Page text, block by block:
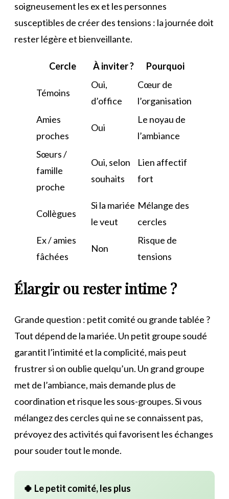
soigneusement les ex et les personnes
susceptibles de créer des tensions : la journée doit
rester légère et bienveillante.
Cercle À inviter ? Pourquoi
Témoins
Oui,
d’office
Cœur de
l’organisation
Amies
proches
Oui
Le noyau de
l’ambiance
Sœurs /
famille
proche
Oui, selon
souhaits
Lien affectif
fort
Collègues
Si la mariée
le veut
Mélange des
cercles
Ex / amies
fâchées
Non
Risque de
tensions
Élargir ou rester intime ?
Grande question : petit comité ou grande tablée ?
Tout dépend de la mariée. Un petit groupe soudé
garantit l’intimité et la complicité, mais peut
frustrer si on oublie quelqu’un. Un grand groupe
met de l’ambiance, mais demande plus de
coordination et risque les sous-groupes. Si vous
mélangez des cercles qui ne se connaissent pas,
prévoyez des activités qui favorisent les échanges
pour souder tout le monde.
🍀 Le petit comité, les plus